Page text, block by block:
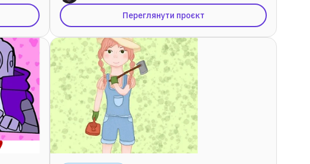
Переглянути проєкт